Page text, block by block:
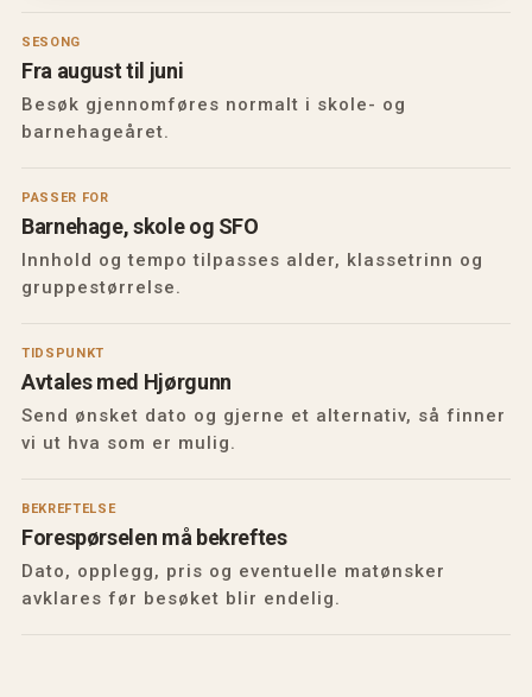
SESONG
Fra august til juni
Besøk gjennomføres normalt i skole- og
barnehageåret.
PASSER FOR
Barnehage, skole og SFO
Innhold og tempo tilpasses alder, klassetrinn og
gruppestørrelse.
TIDSPUNKT
Avtales med Hjørgunn
Send ønsket dato og gjerne et alternativ, så finner
vi ut hva som er mulig.
BEKREFTELSE
Forespørselen må bekreftes
Dato, opplegg, pris og eventuelle matønsker
avklares før besøket blir endelig.